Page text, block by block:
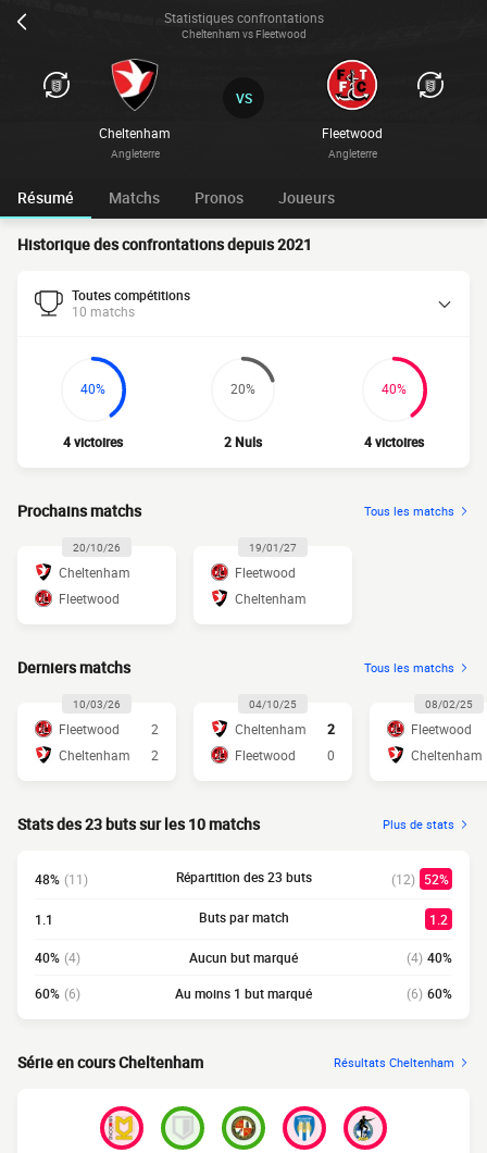
Statistiques confrontations
Cheltenham vs Fleetwood
Cheltenham
Angleterre
Fleetwood
Angleterre
VS
Résumé Matchs Pronos Joueurs
Historique des confrontations depuis 2021
Toutes compétitions
10 matchs
40%
4 victoires
20%
2 Nuls
40%
4 victoires
Prochains matchs Tous les matchs
20/10/26
Cheltenham
Fleetwood
19/01/27
Fleetwood
Cheltenham
Derniers matchs Tous les matchs
10/03/26
Fleetwood
2
Cheltenham
2
04/10/25
Cheltenham
2
Fleetwood
0
08/02/25
Fleetwood
Cheltenham
Stats des 23 buts sur les 10 matchs Plus de stats
48% (11) Répartition des 23 buts (12) 52%
1.1 Buts par match 1.2
40% (4) Aucun but marqué (4) 40%
60% (6) Au moins 1 but marqué (6) 60%
Série en cours Cheltenham Résultats Cheltenham